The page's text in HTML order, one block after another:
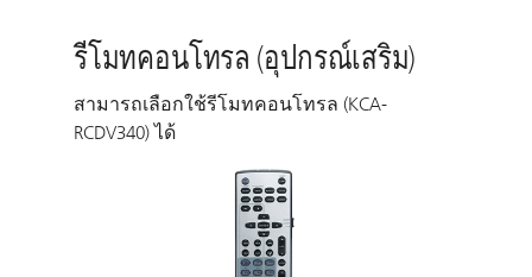
รีโมทคอนโทรล (อุปกรณ์เสริม)
สามารถเลือกใช้รีโมทคอนโทรล (KCA-
RCDV340) ได้